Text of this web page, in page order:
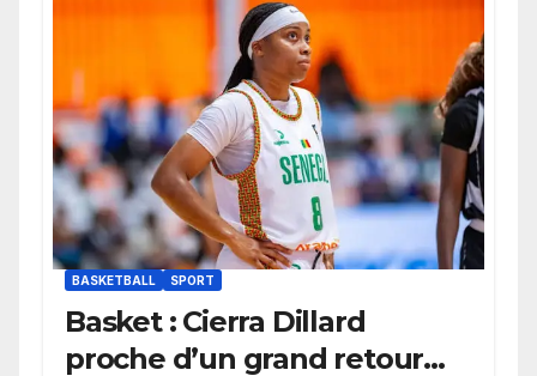
BASKETBALL SPORT
Basket : Cierra Dillard
proche d’un grand retour